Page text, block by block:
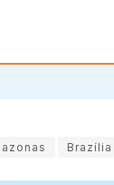
Brazília